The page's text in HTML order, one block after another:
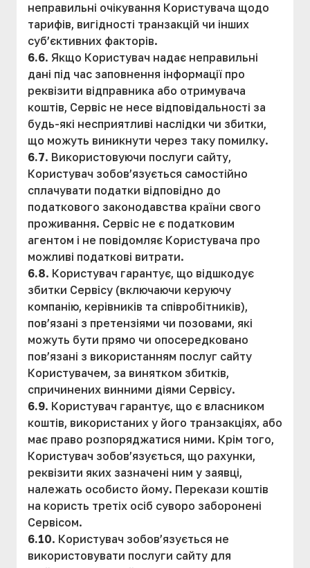
неправильні очікування Користувача щодо
тарифів, вигідності транзакцій чи інших
суб’єктивних факторів.
6.6. Якщо Користувач надає неправильні
дані під час заповнення інформації про
реквізити відправника або отримувача
коштів, Сервіс не несе відповідальності за
будь-які несприятливі наслідки чи збитки,
що можуть виникнути через таку помилку.
6.7. Використовуючи послуги сайту,
Користувач зобов’язується самостійно
сплачувати податки відповідно до
податкового законодавства країни свого
проживання. Сервіс не є податковим
агентом і не повідомляє Користувача про
можливі податкові витрати.
6.8. Користувач гарантує, що відшкодує
збитки Сервісу (включаючи керуючу
компанію, керівників та співробітників),
пов’язані з претензіями чи позовами, які
можуть бути прямо чи опосередковано
пов’язані з використанням послуг сайту
Користувачем, за винятком збитків,
спричинених винними діями Сервісу.
6.9. Користувач гарантує, що є власником
коштів, використаних у його транзакціях, або
має право розпоряджатися ними. Крім того,
Користувач зобов’язується, що рахунки,
реквізити яких зазначені ним у заявці,
належать особисто йому. Перекази коштів
на користь третіх осіб суворо заборонені
Сервісом.
6.10. Користувач зобов’язується не
використовувати послуги сайту для